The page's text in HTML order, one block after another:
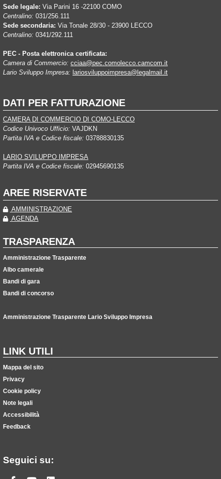
Sede legale: Via Parini 16 -22100 COMO
Centralino: 031/256.111
Sede secondaria: Via Tonale 28/30 - 23900 LECCO
Centralino: 0341/292.111
PEC - Posta elettronica certificata:
Camera di Commercio: cciaa@pec.comolecco.camcom.it
Lario Sviluppo Impresa: lariosviluppoimpresa@legalmail.it
DATI PER FATTURAZIONE
CAMERA DI COMMERCIO DI COMO-LECCO
Codice Univoco Ufficio: VAJDKN
Partita IVA e Codice fiscale: 03788830135
LARIO SVILUPPO IMPRESA
Partita IVA e Codice fiscale: 02945690135
AREE RISERVATE
AMMINISTRAZIONE
AGENDA
TRASPARENZA
Amministrazione Trasparente
Albo camerale
Bandi di gara
Bandi di concorso
Amministrazione Trasparente Lario Sviluppo Impresa
LINK UTILI
Mappa del sito
Privacy
Cookie policy
Note legali
Accessibilità
Feedback
Seguici su: